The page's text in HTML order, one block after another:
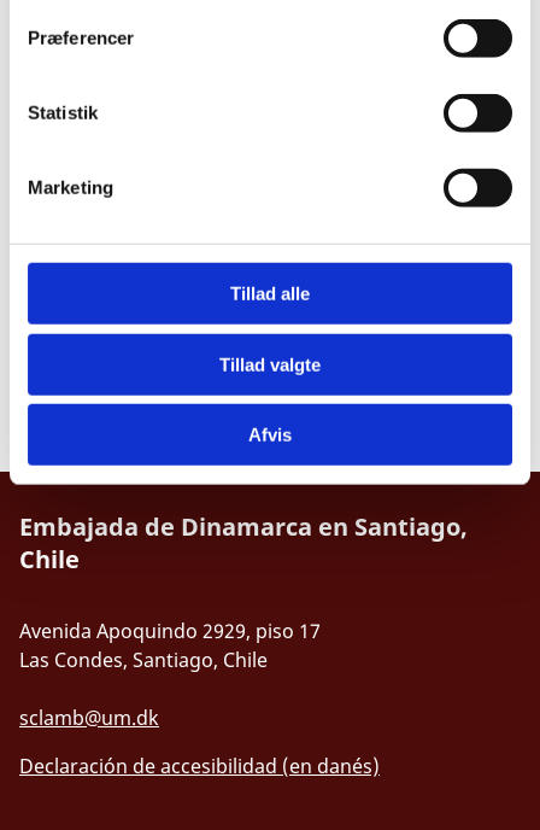
Præferencer
Statistik
Marketing
Tillad alle
Tillad valgte
Afvis
Salud
Embajada de Dinamarca en Santiago,
Chile
Avenida Apoquindo 2929, piso 17
Las Condes, Santiago, Chile
sclamb@um.dk
Declaración de accesibilidad (en danés)